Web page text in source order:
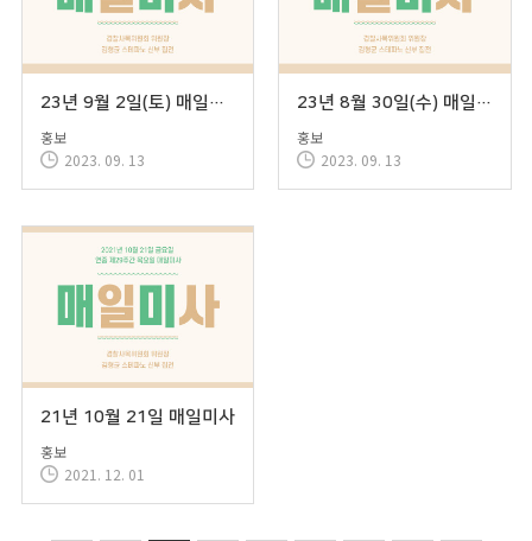
23년 9월 2일(토) 매일미사
홍보
2023. 09. 13
23년 8월 30일(수) 매일미사
홍보
2023. 09. 13
21년 10월 21일 매일미사
홍보
2021. 12. 01